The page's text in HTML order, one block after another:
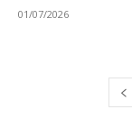
01/07/2026